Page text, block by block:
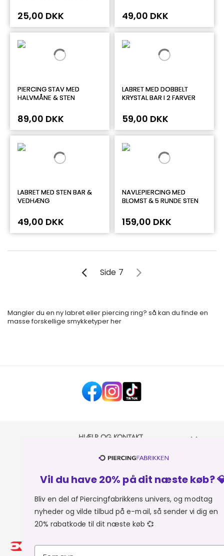
25,00 DKK 49,00 DKK
PIERCING STAV MED
HALVMÅNE & STEN
89,00 DKK
LABRET MED DOBBELT
KRYSTAL BAR I 2 FARVER
59,00 DKK
LABRET MED STEN BAR &
VEDHÆNG
49,00 DKK
NAVLEPIERCING MED
BLOMST & 5 RUNDE STEN
159,00 DKK
Side 7
Mangler du en ny labret eller piercing ring? så kan du finde en
masse forskellige smykketyper her
HJÆLP OG KONTAKT
SHOPPER FRA: Du er i
Vil du have 20% på dit næste køb? 💎
Bliv en del af Piercingfabrikkens univers, og modtag
nyheder og vilde tilbud på e-mail, så sender vi dig en
20% rabatkode til dit næste køb 💞